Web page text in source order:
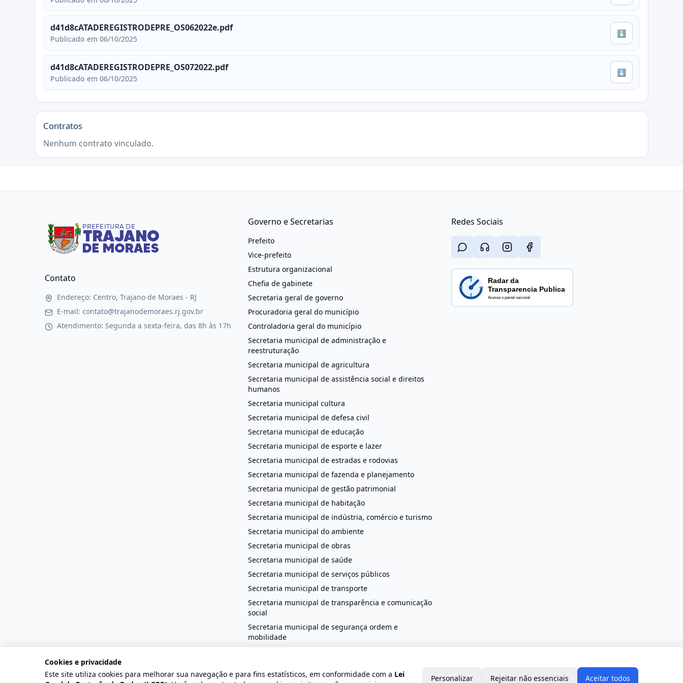
d41d8cATADEREGISTRODEPRE_OS062022e.pdf
Publicado em 06/10/2025
⬇
d41d8cATADEREGISTRODEPRE_OS072022.pdf
Publicado em 06/10/2025
⬇
Contratos
Nenhum contrato vinculado.
Contato
Endereço: Centro, Trajano de Moraes - RJ
E-mail: contato@trajanodemoraes.rj.gov.br
Atendimento: Segunda a sexta-feira, das 8h às 17h
Governo e Secretarias
Prefeito
Vice-prefeito
Estrutura organizacional
Chefia de gabinete
Secretaria geral de governo
Procuradoria geral do município
Controladoria geral do município
Secretaria municipal de administração e
reestruturação
Secretaria municipal de agricultura
Secretaria municipal de assistência social e direitos
humanos
Secretaria municipal cultura
Secretaria municipal de defesa civil
Secretaria municipal de educação
Secretaria municipal de esporte e lazer
Secretaria municipal de estradas e rodovias
Secretaria municipal de fazenda e planejamento
Secretaria municipal de gestão patrimonial
Secretaria municipal de habitação
Secretaria municipal de indústria, comércio e turismo
Secretaria municipal do ambiente
Secretaria municipal de obras
Secretaria municipal de saúde
Secretaria municipal de serviços públicos
Secretaria municipal de transporte
Secretaria municipal de transparência e comunicação
social
Secretaria municipal de segurança ordem e
mobilidade
Redes Sociais
© 2026 Prefeitura de Trajano de Moraes. Todos os direitos reservados.
Cookies e privacidade
Este site utiliza cookies para melhorar sua navegação e para fins estatísticos, em conformidade com a Lei
Personalizar Rejeitar não essenciais Aceitar todos